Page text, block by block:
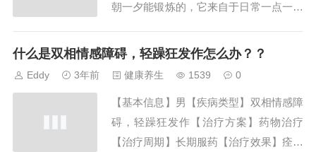
朝一夕能锻炼的，它来自于日常一点一滴
家容易忽略的生活小事，帮你提升免疫
什么是双相情感障碍，轻躁狂发作怎么办？？
Eddy 3年前 健康养生 1539 0
【基本信息】男【疾病类型】双相情感障
碍，轻躁狂发作【治疗方案】药物治疗
【治疗周期】长期服药【治疗效果】痊愈